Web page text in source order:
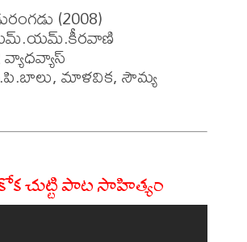
(2008)
మాళవిక, సౌమ్య
చుట్టి పాట సాహిత్యం